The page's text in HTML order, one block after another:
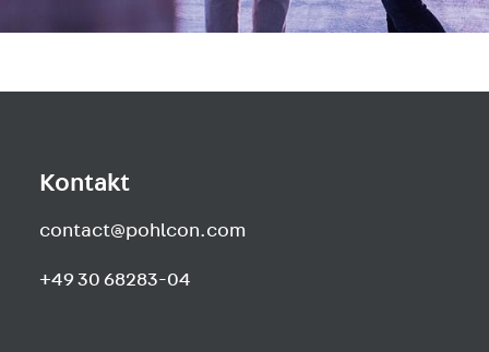
Kontakt
contact@pohlcon.com
+49 30 68283-04